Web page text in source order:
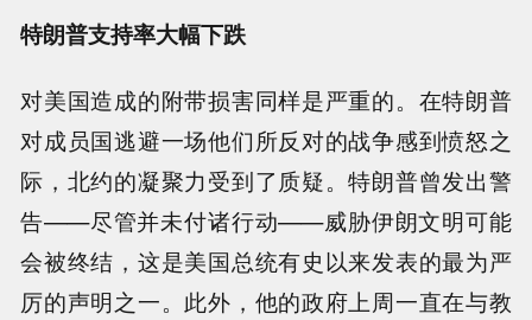
特朗普支持率大幅下跌
对美国造成的附带损害同样是严重的。在特朗普
对成员国逃避一场他们所反对的战争感到愤怒之
际，北约的凝聚力受到了质疑。特朗普曾发出警
告——尽管并未付诸行动——威胁伊朗文明可能
会被终结，这是美国总统有史以来发表的最为严
厉的声明之一。此外，他的政府上周一直在与教